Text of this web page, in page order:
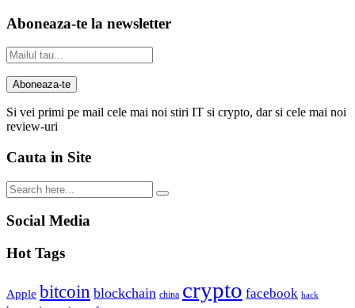
Aboneaza-te la newsletter
Si vei primi pe mail cele mai noi stiri IT si crypto, dar si cele mai noi
review-uri
Cauta in Site
Social Media
Hot Tags
Apple bitcoin blockchain china crypto facebook hack